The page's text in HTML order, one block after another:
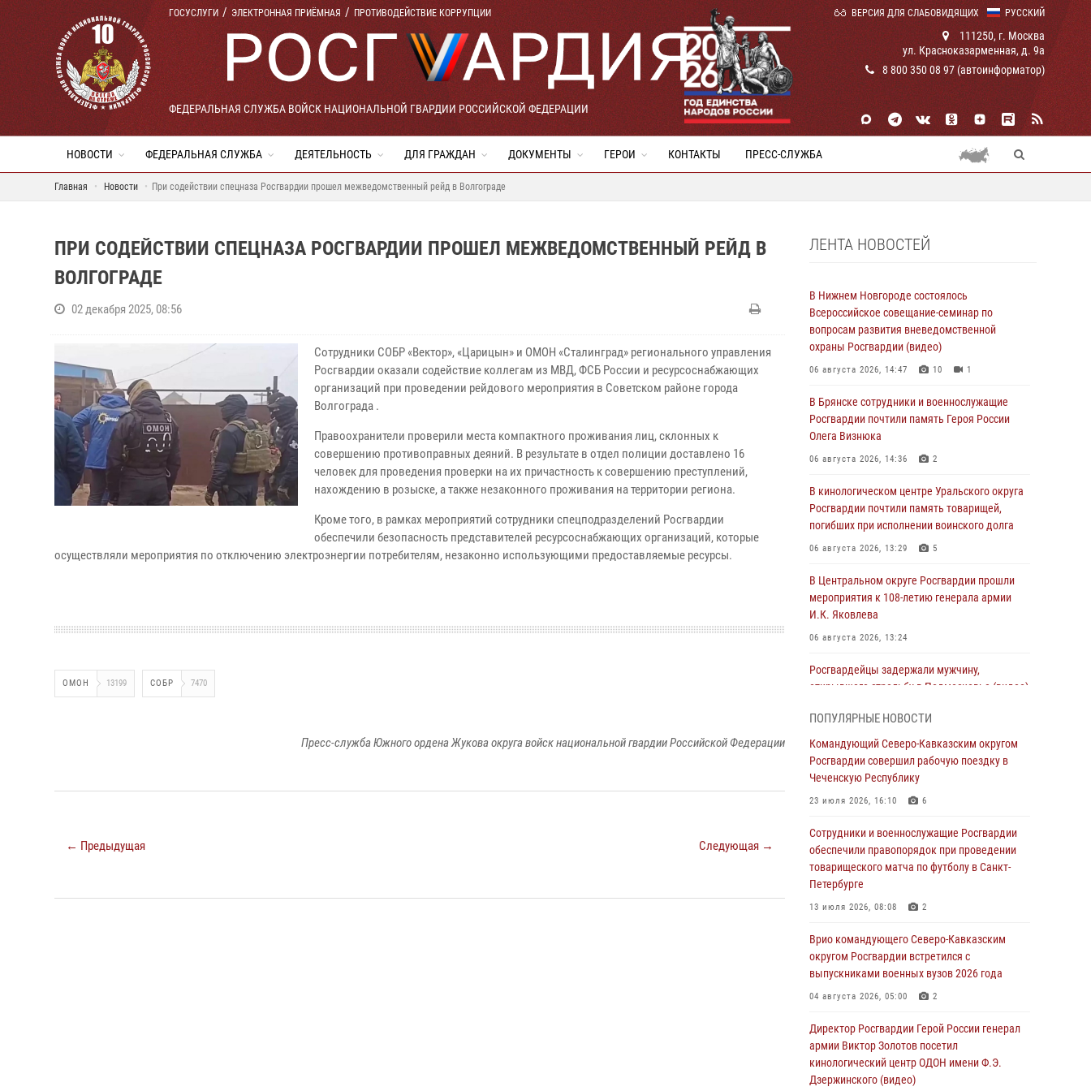
РУССКИЙ
ГОСУСЛУГИ ЭЛЕКТРОННАЯ ПРИЁМНАЯ ПРОТИВОДЕЙСТВИЕ КОРРУПЦИИ ВЕРСИЯ ДЛЯ СЛАБОВИДЯЩИХ
ФЕДЕРАЛЬНАЯ СЛУЖБА ВОЙСК НАЦИОНАЛЬНОЙ ГВАРДИИ РОССИЙСКОЙ ФЕДЕРАЦИИ
111250, г. Москва
ул. Красноказарменная, д. 9а
8 800 350 08 97 (автоинформатор)
НОВОСТИ ФЕДЕРАЛЬНАЯ СЛУЖБА ДЕЯТЕЛЬНОСТЬ ДЛЯ ГРАЖДАН ДОКУМЕНТЫ ГЕРОИ КОНТАКТЫ ПРЕСС-СЛУЖБА
Главная Новости При содействии спецназа Росгвардии прошел межведомственный рейд в Волгограде
ПРИ СОДЕЙСТВИИ СПЕЦНАЗА РОСГВАРДИИ ПРОШЕЛ МЕЖВЕДОМСТВЕННЫЙ РЕЙД В
ВОЛГОГРАДЕ
02 декабря 2025, 08:56
Сотрудники СОБР «Вектор», «Царицын» и ОМОН «Сталинград» регионального управления
Росгвардии оказали содействие коллегам из МВД, ФСБ России и ресурсоснабжающих
организаций при проведении рейдового мероприятия в Советском районе города
Волгограда .
Правоохранители проверили места компактного проживания лиц, склонных к
совершению противоправных деяний. В результате в отдел полиции доставлено 16
человек для проведения проверки на их причастность к совершению преступлений,
нахождению в розыске, а также незаконного проживания на территории региона.
Кроме того, в рамках мероприятий сотрудники спецподразделений Росгвардии
обеспечили безопасность представителей ресурсоснабжающих организаций, которые
осуществляли мероприятия по отключению электроэнергии потребителям, незаконно использующими предоставляемые ресурсы.
ОМОН 13199 СОБР 7470
Пресс-служба Южного ордена Жукова округа войск национальной гвардии Российской Федерации
← Предыдущая Следующая →
ЛЕНТА НОВОСТЕЙ
В Нижнем Новгороде состоялось
Всероссийское совещание-семинар по
вопросам развития вневедомственной
охраны Росгвардии (видео)
06 августа 2026, 14:47 10 1
В Брянске сотрудники и военнослужащие
Росгвардии почтили память Героя России
Олега Визнюка
06 августа 2026, 14:36 2
В кинологическом центре Уральского округа
Росгвардии почтили память товарищей,
погибших при исполнении воинского долга
06 августа 2026, 13:29 5
В Центральном округе Росгвардии прошли
мероприятия к 108‑летию генерала армии
И.К. Яковлева
06 августа 2026, 13:24
Росгвардейцы задержали мужчину,
открывшего стрельбу в Подмосковье (видео)
Росгвардейцы провели выставку вооружения
для участников сбора «Гвардеец» в Пензе
(видео)
06 августа 2026, 12:00
В Курске росгвардейцы приняли участие в
митинге, посвященном второй годовщине
вторжения ВСУ на территорию области
06 августа 2026, 11:56
задержал правонарушителя, угрожавшего
подростку травматическим пистолетом
06 августа 2026, 11:33 1
ликвидирована крупная нарколаборатория
06 августа 2026, 11:27
В Москве росгвардейцы задержали троих
ПОПУЛЯРНЫЕ НОВОСТИ
Командующий Северо-Кавказским округом
Росгвардии совершил рабочую поездку в
Чеченскую Республику
23 июля 2026, 16:10 6
Сотрудники и военнослужащие Росгвардии
обеспечили правопорядок при проведении
товарищеского матча по футболу в Санкт-
Петербурге
13 июля 2026, 08:08 2
Врио командующего Северо-Кавказским
округом Росгвардии встретился с
выпускниками военных вузов 2026 года
04 августа 2026, 05:00 2
Директор Росгвардии Герой России генерал
армии Виктор Золотов посетил
кинологический центр ОДОН имени Ф.Э.
Дзержинского (видео)